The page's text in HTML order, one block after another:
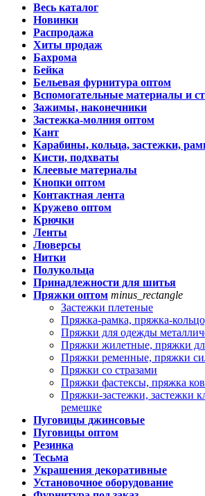
Весь каталог
Новинки
Распродажа
Хиты продаж
Бахрома
Бейка
Бельевая фурнитура оптом
Вспомогательные материалы и
Зажимы, наконечники
Застежка-молния оптом
Кант
Карабины, кольца, застежки,
Кисти, подхваты
Клеевые материалы
Кнопки оптом
Контактная лента
Кружево оптом
Крючки
Ленты
Люверсы
Нитки
Полукольца
Принадлежности для шитья
Пряжки оптом minus_rectangle
Застежки плетеные
Пряжка-рамка, пряжка-
Пряжки для одежды
Пряжки жилетные, пряжки
Пряжки ременные, пряжки
Пряжки со стразами
Пряжки фастексы, пряжка
Пряжки-застежки, застежки
ремешке
Пуговицы джинсовые
Пуговицы оптом
Резинка
Тесьма
Украшения декоративные
Установочное оборудование